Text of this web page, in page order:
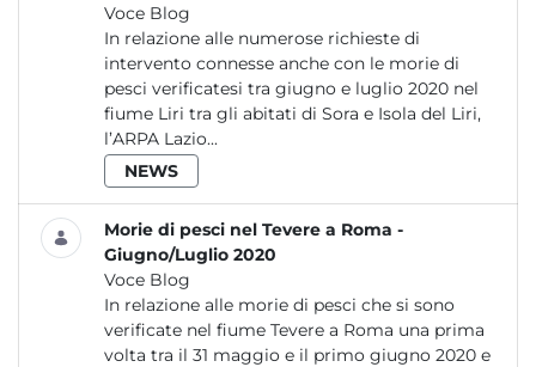
Voce Blog
In relazione alle numerose richieste di
intervento connesse anche con le morie di
pesci verificatesi tra giugno e luglio 2020 nel
fiume Liri tra gli abitati di Sora e Isola del Liri,
l’ARPA Lazio...
NEWS
Morie di pesci nel Tevere a Roma -
Giugno/Luglio 2020
Voce Blog
In relazione alle morie di pesci che si sono
verificate nel fiume Tevere a Roma una prima
volta tra il 31 maggio e il primo giugno 2020 e